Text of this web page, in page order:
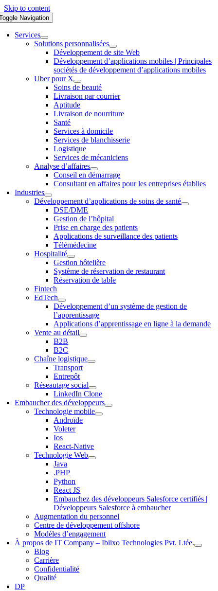
Skip to content
Navigation
Services
Solutions personnalisées
Développement de site Web
Développement d’applications mobiles | Principales
sociétés de développement d’applications mobiles
Uber pour X
Soins de beauté
Livraison par courrier
Aptitude
Livraison de nourriture
Santé
Services à domicile
Services de blanchisserie
Logistique
Services de mécaniciens
Analyse d’affaires
Conseil en démarrage
Consultant en affaires pour les entreprises établies
Industries
Développement d’applications de soins de santé
DSE/DME
Gestion de l’hôpital
Prise en charge des patients
Applications de surveillance des patients
Télémédecine
Hospitalité
Gestion hôtelière
Système de réservation de restaurant
Réservation de table
Fintech
EdTech
Développement d’un système de gestion de
l’apprentissage
Applications d’apprentissage en ligne à la demande
Vente au détail
B2B
B2C
Chaîne logistique
Transport
Entrepôt
Réseautage social
LinkedIn Clone
Embaucher des développeurs
Technologie mobile
Androïde
Voleter
Ios
React-Native
Technologie Web
Java
.PHP
Python
React JS
Embauchez des développeurs Salesforce certifiés |
Développeurs Salesforce à embaucher
Augmentation du personnel
Centre de développement offshore
Modèles d’engagement
À propos de IT Company – Ibiixo Technologies Pvt. Ltée.
Blog
Carrière
Confidentialité
Qualité
DP